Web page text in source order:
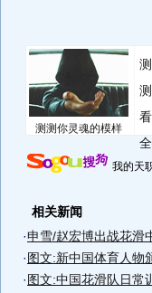
测测你灵魂的模样
我的天
相关新闻
·申雪/赵宏博出战花滑
· 图文:新中国体育人物
· 图文:中国花滑队日常